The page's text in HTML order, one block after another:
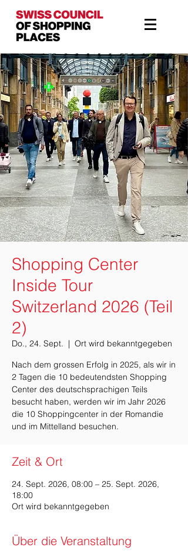
Shopping Center
Inside Tour
Switzerland 2026 (Teil
2)
Do., 24. Sept.
  |
Ort wird bekanntgegeben
Nach dem grossen Erfolg in 2025, als wir in
2 Tagen die 10 bedeutendsten Shopping
Center des deutschsprachigen Teils
besucht haben, werden wir im Jahr 2026
die 10 Shoppingcenter in der Romandie
und im Mittelland besuchen.
Zeit & Ort
24. Sept. 2026, 08:00 – 25. Sept. 2026,
18:00
Ort wird bekanntgegeben
Über die Veranstaltung